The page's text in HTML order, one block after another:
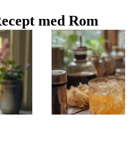
med Rom